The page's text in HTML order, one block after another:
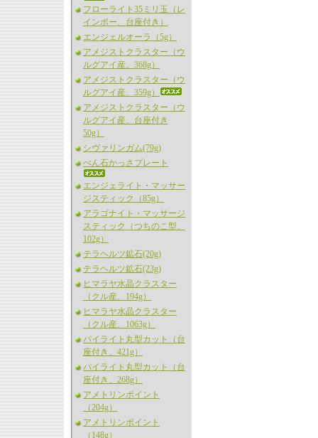
フローライト35ミリ玉（レ
インボー、台座付き）
エンジェルオーラ（5g）
アメジストクラスター（ウ
ルグアイ産、368g）
アメジストクラスター（ウ
ルグアイ産、359g）
アメジストクラスター（ウ
ルグアイ産、台座付き
50g）
シヴァリンガム(79g)
べん石かっさプレート
エンジェライト・マッサー
ジスティック（85g）
アラゴナイト・マッサージ
スティック（つちのこ型、
102g）
テラヘルツ鉱石(20g)
テラヘルツ鉱石(23g)
ヒマラヤ水晶クラスター
（クル産、194g）
ヒマラヤ水晶クラスター
（クル産、1063g）
パイライト丸型カット（台
座付き、421g）
パイライト丸型カット（台
座付き、268g）
アメトリンポイント
（204g）
アメトリンポイント
（148g）